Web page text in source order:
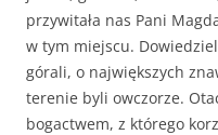
przywitała nas Pani
w tym miejscu.
górali, o największych
terenie byli owczorze.
bogactwem, z którego